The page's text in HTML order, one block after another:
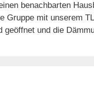
benachbarten
Gruppe mit unserem
und die